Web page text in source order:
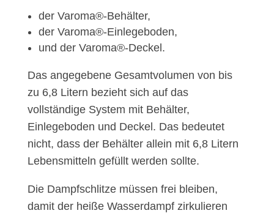
der Varoma®-Behälter,
der Varoma®-Einlegeboden,
und der Varoma®-Deckel.
Das angegebene Gesamtvolumen von bis
zu 6,8 Litern bezieht sich auf das
vollständige System mit Behälter,
Einlegeboden und Deckel. Das bedeutet
nicht, dass der Behälter allein mit 6,8 Litern
Lebensmitteln gefüllt werden sollte.
Die Dampfschlitze müssen frei bleiben,
damit der heiße Wasserdampf zirkulieren